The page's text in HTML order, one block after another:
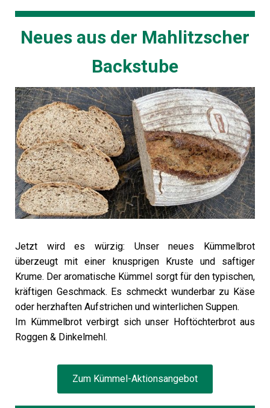
Neues aus der Mahlitzscher
Backstube
Jetzt wird es würzig: Unser neues Kümmelbrot
überzeugt mit einer knusprigen Kruste und saftiger
Krume. Der aromatische Kümmel sorgt für den typischen,
kräftigen Geschmack. Es schmeckt wunderbar zu Käse
oder herzhaften Aufstrichen und winterlichen Suppen.
Im Kümmelbrot verbirgt sich unser Hoftöchterbrot aus
Roggen & Dinkelmehl.
Zum Kümmel-Aktionsangebot